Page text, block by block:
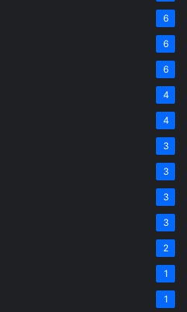
6
6
6
4
4
3
3
3
3
2
1
1